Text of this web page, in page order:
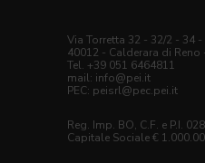
Via Torretta 32 - 32/2 - 34 -
40012 - Calderara di Reno
Tel. +39 051 6464811
mail: info@pei.it
PEC: peisrl@pec.pei.it
Reg. Imp. BO, C.F. e P.I.
Capitale Sociale €